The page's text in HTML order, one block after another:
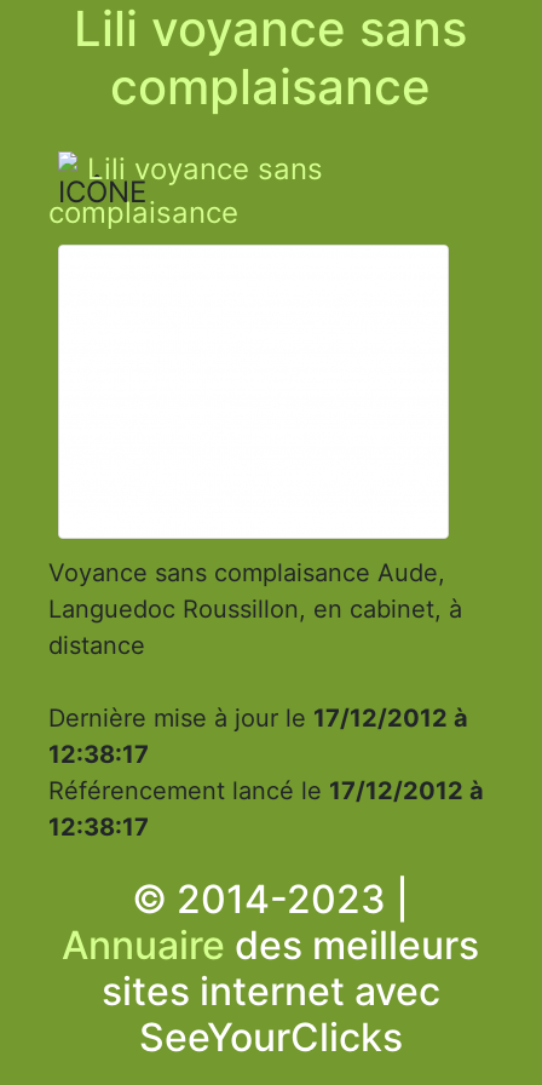
Lili voyance sans
complaisance
Lili voyance sans
complaisance
Voyance sans complaisance Aude,
Languedoc Roussillon, en cabinet, à
distance
Dernière mise à jour le 17/12/2012 à
12:38:17
Référencement lancé le 17/12/2012 à
12:38:17
© 2014-2023 |
Annuaire des meilleurs
sites internet avec
SeeYourClicks